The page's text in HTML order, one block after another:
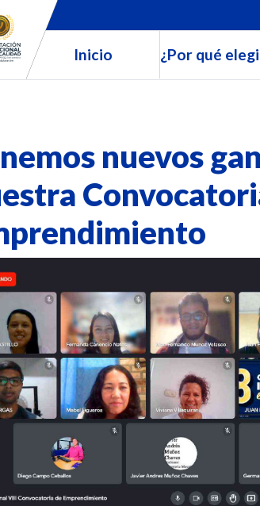
Inicio ¿Por qué
nuevos